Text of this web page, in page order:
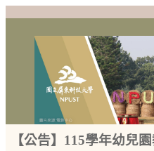
【公告】115學年幼兒